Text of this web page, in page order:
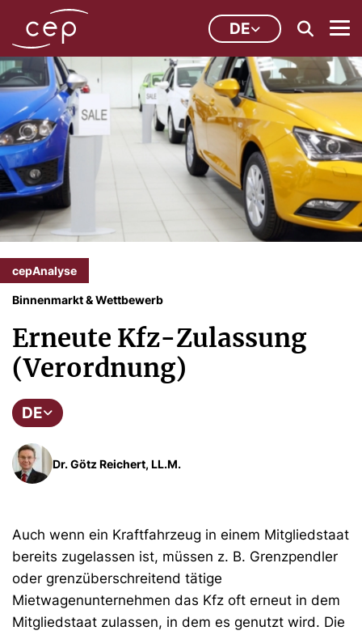
DE
cepAnalyse
Binnenmarkt & Wettbewerb
Erneute Kfz-Zulassung
(Verordnung)
DE
Dr. Götz Reichert, LL.M.
Auch wenn ein Kraftfahrzeug in einem Mitgliedstaat
bereits zugelassen ist, müssen z. B. Grenzpendler
oder grenzüberschreitend tätige
Mietwagenunternehmen das Kfz oft erneut in dem
Mitgliedstaat zulassen, in dem es genutzt wird. Die